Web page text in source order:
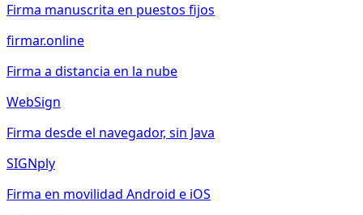
Firma manuscrita en puestos fijos
firmar.online
Firma a distancia en la nube
WebSign
Firma desde el navegador, sin Java
SIGNply
Firma en movilidad Android e iOS